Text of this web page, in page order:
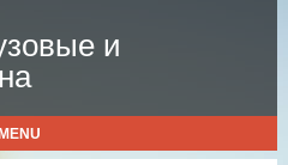
и